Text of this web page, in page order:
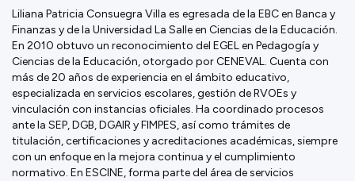
Liliana Patricia Consuegra Villa es egresada de la EBC en Banca y
Finanzas y de la Universidad La Salle en Ciencias de la Educación.
En 2010 obtuvo un reconocimiento del EGEL en Pedagogía y
Ciencias de la Educación, otorgado por CENEVAL. Cuenta con
más de 20 años de experiencia en el ámbito educativo,
especializada en servicios escolares, gestión de RVOEs y
vinculación con instancias oficiales. Ha coordinado procesos
ante la SEP, DGB, DGAIR y FIMPES, así como trámites de
titulación, certificaciones y acreditaciones académicas, siempre
con un enfoque en la mejora continua y el cumplimiento
normativo. En ESCINE, forma parte del área de servicios